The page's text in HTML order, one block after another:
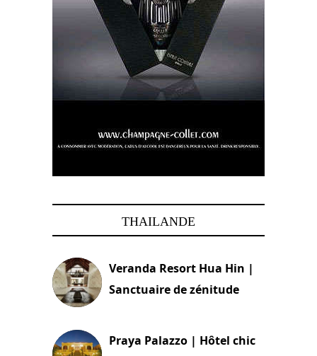
THAILANDE
Veranda Resort Hua Hin |
Sanctuaire de zénitude
Praya Palazzo | Hôtel chic